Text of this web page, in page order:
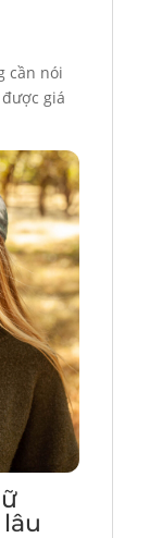
cần nói
giá